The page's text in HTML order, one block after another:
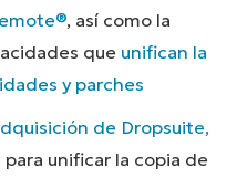
, así como la
que unifican la
y parches
de Dropsuite,
para unificar la copia de